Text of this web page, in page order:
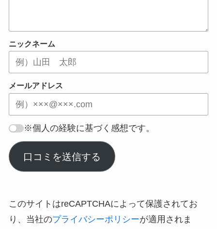
ニックネーム
メールアドレス
※個人の経験に基づく感想です。
口コミを送信する
このサイトはreCAPTCHAによって保護されてお
り、当社のプライバシーポリシーが適用されま